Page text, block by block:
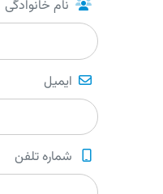
نام خانوادگی
ایمیل
شماره تلفن